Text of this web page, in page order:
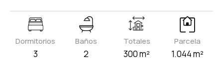
Dormitorios
3
Baños
2
Totales
300 m²
Parcela
1.044 m²